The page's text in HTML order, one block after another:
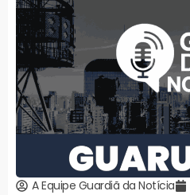
A Equipe Guardiã da Notícia